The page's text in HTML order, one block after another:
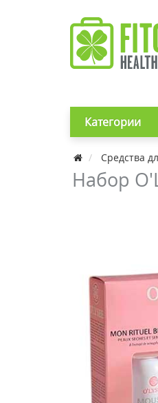
Категории
Средства
Набор